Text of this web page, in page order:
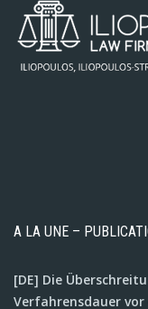
A LA UNE –
[DE] Die
Verfahrensdauer